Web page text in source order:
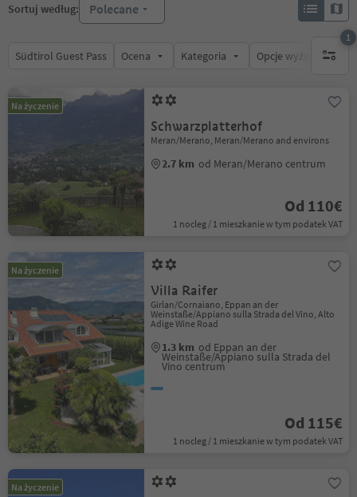
Sortuj według: Polecane
Südtirol Guest Pass Ocena Kategoria Opcje wyżywienia
1
1
Na życzenie
Schwarzplatterhof
Meran/Merano, Meran/Merano and environs
2.7 km od Meran/Merano centrum
Od 110€
1 nocleg / 1 mieszkanie w tym podatek VAT
Na życzenie
Villa Raifer
Girlan/Cornaiano, Eppan an der
Weinstaße/Appiano sulla Strada del Vino, Alto
Adige Wine Road
1.3 km od Eppan an der
Weinstaße/Appiano sulla Strada del
Vino centrum
Od 115€
1 nocleg / 1 mieszkanie w tym podatek VAT
Na życzenie